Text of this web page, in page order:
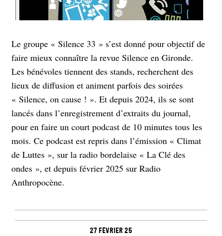
Le groupe « Silence 33 » s’est donné pour objectif de
faire mieux connaître la revue Silence en Gironde.
Les bénévoles tiennent des stands, recherchent des
lieux de diffusion et animent parfois des soirées
« Silence, on cause ! ». Et depuis 2024, ils se sont
lancés dans l’enregistrement d’extraits du journal,
pour en faire un court podcast de 10 minutes tous les
mois. Ce podcast est repris dans l’émission « Climat
de Luttes », sur la radio bordelaise « La Clé des
ondes », et depuis février 2025 sur Radio
Anthropocène.
27 février 25